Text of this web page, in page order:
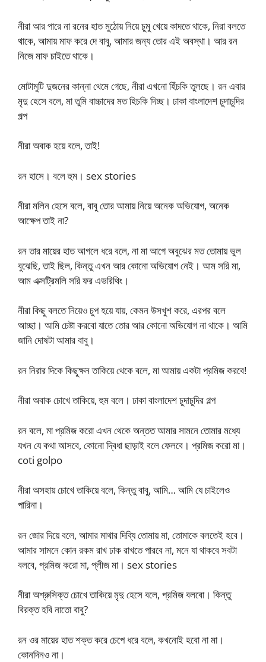
নীরা আর পারে না রনের হাত মুঠোয় নিয়ে চুমু খেয়ে কাদতে থাকে, নিরা বলতে
থাকে, আমায় মাফ করে দে বাবু, আমার জন্য তোর এই অবস্থা। আর রন
নিজে মাফ চাইতে থাকে।
মোটামুটি দুজনের কান্না থেমে গেছে, নীরা এখনো হিঁচকি তুলছে। রন এবার
মৃদু হেসে বলে, মা তুমি বাচ্চাদের মত হিচকি দিচ্ছ। ঢাকা বাংলাদেশ চুদাচুদির
গল্প
নীরা অবাক হয়ে বলে, তাই!
রন হাসে। বলে হুম। sex stories
নীরা মলিন হেসে বলে, বাবু তোর আমায় নিয়ে অনেক অভিযোগ, অনেক
আক্ষেপ তাই না?
রন তার মায়ের হাত আগলে ধরে বলে, না মা আগে অবুঝের মত তোমায় ভুল
বুঝেছি, তাই ছিল, কিন্তু এখন আর কোনো অভিযোগ নেই। আম সরি মা,
আম এক্সট্রিমলি সরি ফর এভরিথিং।
নীরা কিছু বলতে নিয়েও চুপ হয়ে যায়, কেমন উসখুশ করে, এরপর বলে
আচ্ছা। আমি চেষ্টা করবো যাতে তোর আর কোনো অভিযোগ না থাকে। আমি
জানি দোষটা আমার বাবু।
রন নিরার দিকে কিছুক্ষন তাকিয়ে থেকে বলে, মা আমায় একটা প্রমিজ করবে!
নীরা অবাক চোখে তাকিয়ে, হুম বলে। ঢাকা বাংলাদেশ চুদাচুদির গল্প
রন বলে, মা প্রমিজ করো এখন থেকে অন্তত আমার সামনে তোমার মধ্যে
যখন যে কথা আসবে, কোনো দ্বিধা ছাড়াই বলে ফেলবে। প্রমিজ করো মা।
coti golpo
নীরা অসহায় চোখে তাকিয়ে বলে, কিন্তু বাবু, আমি… আমি যে চাইলেও
পারিনা।
রন জোর দিয়ে বলে, আমার মাথার দিব্যি তোমায় মা, তোমাকে বলতেই হবে।
আমার সামনে কোন রকম রাখ ঢাক রাখতে পারবে না, মনে যা থাকবে সবটা
বলবে, প্রমিজ করো মা, প্লীজ মা। sex stories
নীরা অশ্রুসিক্ত চোখে তাকিয়ে মৃদু হেসে বলে, প্রমিজ বলবো। কিন্তু
বিরক্ত হবি নাতো বাবু?
রন ওর মায়ের হাত শক্ত করে চেপে ধরে বলে, কখনোই হবো না মা।
কোনদিনও না।